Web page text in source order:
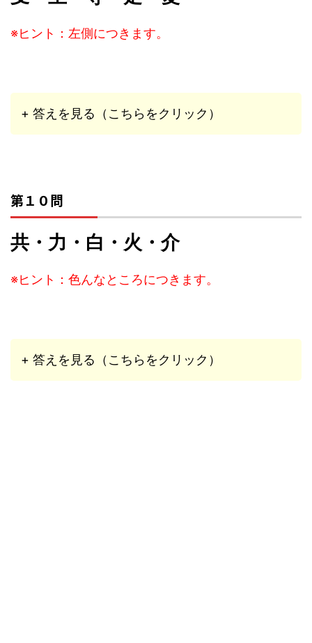
※ヒント：左側につきます。
+ 答えを見る（こちらをクリック）
第１０問
共・力・白・火・介
※ヒント：色んなところにつきます。
+ 答えを見る（こちらをクリック）